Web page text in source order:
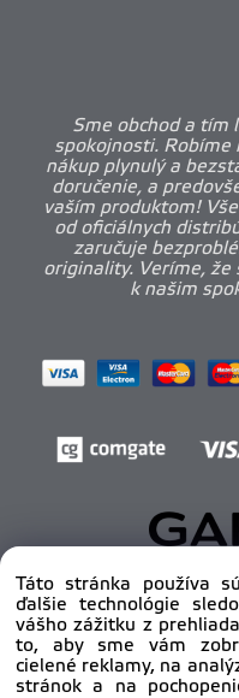
Sme obchod a tím
spokojnosti. Robíme
nákup plynulý a
doručenie, a
vaším produktom!
od oficiálnych
zaručuje
originality. Veríme, že
k našim
Copyright © 2012 -
Táto stránka používa
ďalšie technológie
vášho zážitku z
to, aby sme vám
cielené reklamy, na
stránok a na